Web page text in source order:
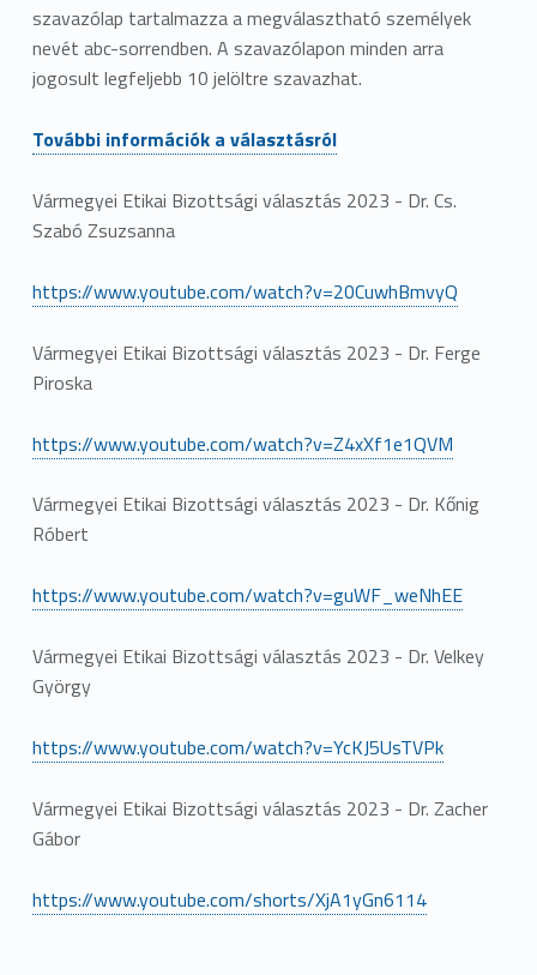
szavazólap tartalmazza a megválasztható személyek
nevét abc-sorrendben. A szavazólapon minden arra
jogosult legfeljebb 10 jelöltre szavazhat.
További információk a választásról
Vármegyei Etikai Bizottsági választás 2023 - Dr. Cs.
Szabó Zsuzsanna
https://www.youtube.com/watch?v=20CuwhBmvyQ
Vármegyei Etikai Bizottsági választás 2023 - Dr. Ferge
Piroska
https://www.youtube.com/watch?v=Z4xXf1e1QVM
Vármegyei Etikai Bizottsági választás 2023 - Dr. Kőnig
Róbert
https://www.youtube.com/watch?v=guWF_weNhEE
Vármegyei Etikai Bizottsági választás 2023 - Dr. Velkey
György
https://www.youtube.com/watch?v=YcKJ5UsTVPk
Vármegyei Etikai Bizottsági választás 2023 - Dr. Zacher
Gábor
https://www.youtube.com/shorts/XjA1yGn6114